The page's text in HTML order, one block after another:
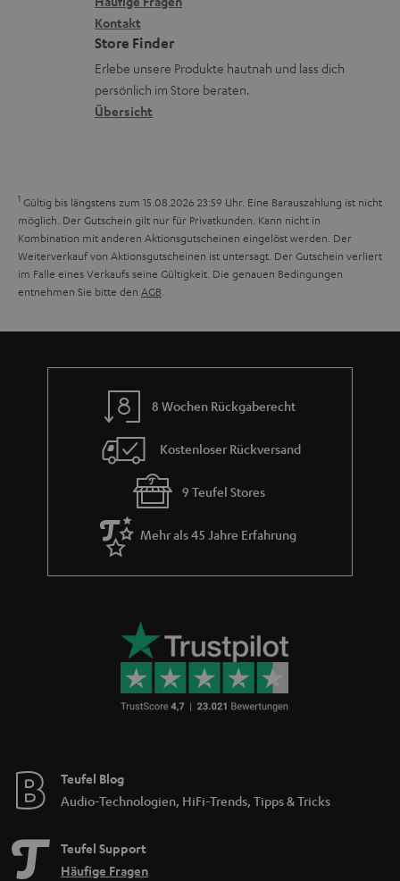
a
n
d
G
a
r
a
n
e
R
ü
c
k
m
e
i
k
o
n
t
d
a
t
Kontakt
Store Finder
Erlebe unsere Produkte hautnah und lass dich
persönlich im Store beraten.
Übersicht
1 Gültig bis längstens zum 15.08.2026 23:59 Uhr. Eine Barauszahlung ist nicht
möglich. Der Gutschein gilt nur für Privatkunden. Kann nicht in
Kombination mit anderen Aktionsgutscheinen eingelöst werden. Der
Weiterverkauf von Aktionsgutscheinen ist untersagt. Der Gutschein verliert
im Falle eines Verkaufs seine Gültigkeit. Die genauen Bedingungen
entnehmen Sie bitte den AGB
8 Wochen Rückgaberecht
Kostenloser Rückversand
9 Teufel Stores
Mehr als 45 Jahre Erfahrung
Teufel Blog
Audio-Technologien, HiFi-Trends, Tipps & Tricks
Teufel Support
Häufige Fragen